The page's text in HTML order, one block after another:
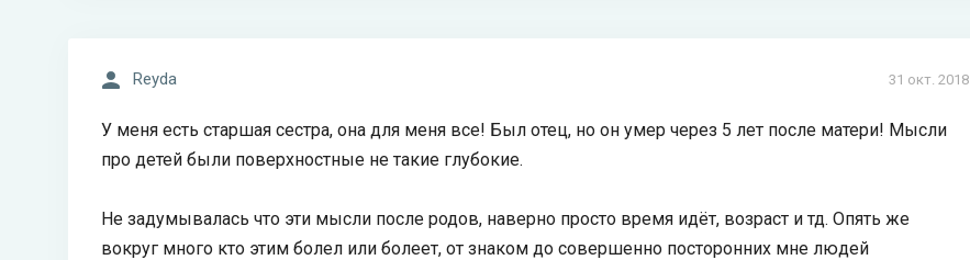
31 окт. 2018
Reyda
У меня есть старшая сестра, она для меня все! Был отец, но он умер через 5 лет после матери! Мысли
про детей были поверхностные не такие глубокие.
Не задумывалась что эти мысли после родов, наверно просто время идёт, возраст и тд. Опять же
вокруг много кто этим болел или болеет, от знаком до совершенно посторонних мне людей